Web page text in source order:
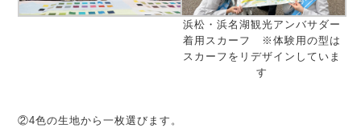
浜松・浜名湖観光アンバサダー
着用スカーフ ※体験用の型は
スカーフをリデザインしていま
す
②4色の生地から一枚選びます。